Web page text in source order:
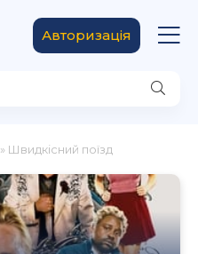
Авторизація
» Швидкісний поїзд